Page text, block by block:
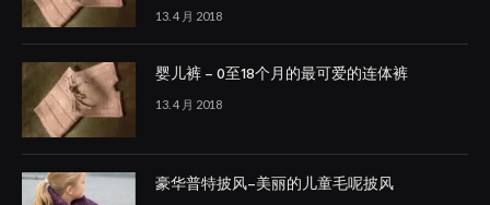
13. 4 月 2018
婴儿裤 – 0至18个月的最可爱的连体裤
13. 4 月 2018
豪华普特披风–美丽的儿童毛呢披风